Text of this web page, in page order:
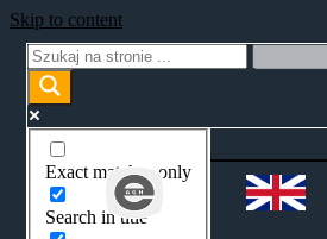
Skip to content
Exact matches only
Search in title